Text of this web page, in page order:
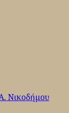
Νικοδήμου